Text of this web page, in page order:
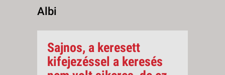
Albi
Sajnos, a keresett
kifejezéssel a keresés